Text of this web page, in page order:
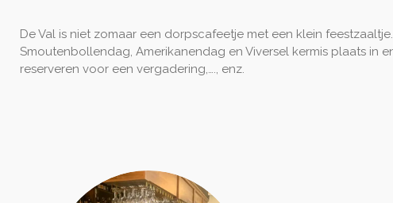
De Val is niet zomaar een dorpscafeetje met een klein
Smoutenbollendag, Amerikanendag en Viversel kermis plaats in
reserveren voor een vergadering,…., enz.